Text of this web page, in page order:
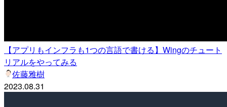
【アプリもインフラも1つの言語で書ける】Wingのチュート
リアルをやってみる
佐藤雅樹
2023.08.31